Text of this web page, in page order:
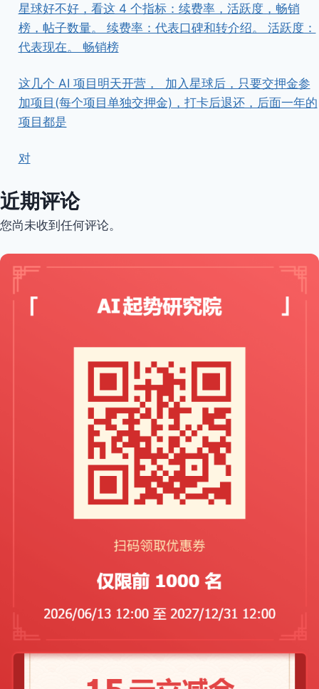
星球好不好，看这 4 个指标：续费率，活跃度，畅销
榜，帖子数量。 续费率：代表口碑和转介绍。 活跃度：
代表现在。 畅销榜
这几个 AI 项目明天开营， ​ ​加入星球后，只要交押金参
加项目(每个项目单独交押金)，打卡后退还，后面一年的
项目都是
对
近期评论
您尚未收到任何评论。